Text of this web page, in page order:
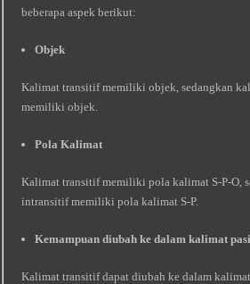
beberapa aspek berikut:
Objek
Kalimat transitif memiliki objek, sedangkan
memiliki objek.
Pola Kalimat
Kalimat transitif memiliki pola kalimat S-P-O,
intransitif memiliki pola kalimat S-P.
Kemampuan diubah ke dalam kalimat
Kalimat transitif dapat diubah ke dalam